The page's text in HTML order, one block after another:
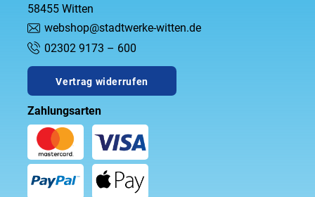
58455 Witten
webshop@stadtwerke-witten.de
02302 9173 – 600
Vertrag widerrufen
Zahlungsarten